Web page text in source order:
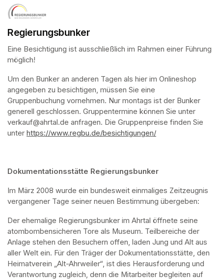
Regierungsbunker
Eine Besichtigung ist ausschließlich im Rahmen einer Führung
möglich!
Um den Bunker an anderen Tagen als hier im Onlineshop
angegeben zu besichtigen, müssen Sie eine
Gruppenbuchung vornehmen. Nur montags ist der Bunker
generell geschlossen. Gruppentermine können Sie unter
verkauf@ahrtal.de anfragen. Die Gruppenpreise finden Sie
unter https://www.regbu.de/besichtigungen/
Dokumentationsstätte Regierungsbunker
Im März 2008 wurde ein bundesweit einmaliges Zeitzeugnis
vergangener Tage seiner neuen Bestimmung übergeben:
Der ehemalige Regierungsbunker im Ahrtal öffnete seine
atombombensicheren Tore als Museum. Teilbereiche der
Anlage stehen den Besuchern offen, laden Jung und Alt aus
aller Welt ein. Für den Träger der Dokumentationsstätte, den
Heimatverein „Alt-Ahrweiler“, ist dies Herausforderung und
Verantwortung zugleich, denn die Mitarbeiter begleiten auf